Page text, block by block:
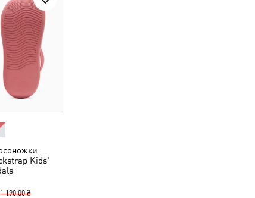
Kids'
1 190,00 ₴